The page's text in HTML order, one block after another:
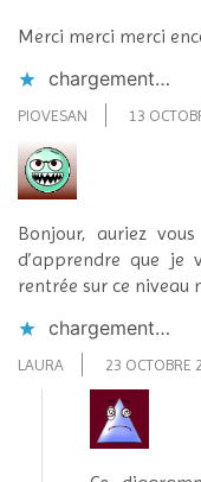
Merci merci merci
chargement…
PIOVESAN 13
Bonjour, auriez
d’apprendre que
rentrée sur ce niveau
chargement…
LAURA 23 OCTOBRE